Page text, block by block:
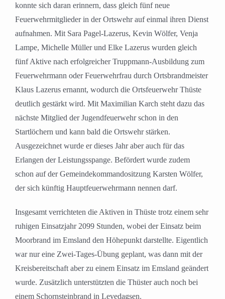
konnte sich daran erinnern, dass gleich fünf neue
Feuerwehrmitglieder in der Ortswehr auf einmal ihren Dienst
aufnahmen. Mit Sara Pagel-Lazerus, Kevin Wölfer, Venja
Lampe, Michelle Müller und Elke Lazerus wurden gleich
fünf Aktive nach erfolgreicher Truppmann-Ausbildung zum
Feuerwehrmann oder Feuerwehrfrau durch Ortsbrandmeister
Klaus Lazerus ernannt, wodurch die Ortsfeuerwehr Thüste
deutlich gestärkt wird. Mit Maximilian Karch steht dazu das
nächste Mitglied der Jugendfeuerwehr schon in den
Startlöchern und kann bald die Ortswehr stärken.
Ausgezeichnet wurde er dieses Jahr aber auch für das
Erlangen der Leistungsspange. Befördert wurde zudem
schon auf der Gemeindekommandositzung Karsten Wölfer,
der sich künftig Hauptfeuerwehrmann nennen darf.
Insgesamt verrichteten die Aktiven in Thüste trotz einem sehr
ruhigen Einsatzjahr 2099 Stunden, wobei der Einsatz beim
Moorbrand im Emsland den Höhepunkt darstellte. Eigentlich
war nur eine Zwei-Tages-Übung geplant, was dann mit der
Kreisbereitschaft aber zu einem Einsatz im Emsland geändert
wurde. Zusätzlich unterstützten die Thüster auch noch bei
einem Schornsteinbrand in Levedagsen.